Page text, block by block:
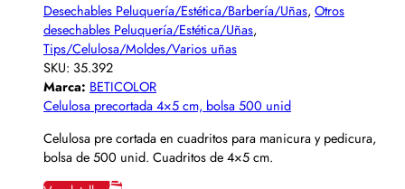
Desechables Peluquería/Estética/Barbería/Uñas, Otros
desechables Peluquería/Estética/Uñas,
Tips/Celulosa/Moldes/Varios uñas
SKU: 35.392
Marca: BETICOLOR
Celulosa precortada 4×5 cm, bolsa 500 unid
Celulosa pre cortada en cuadritos para manicura y pedicura,
bolsa de 500 unid. Cuadritos de 4×5 cm.